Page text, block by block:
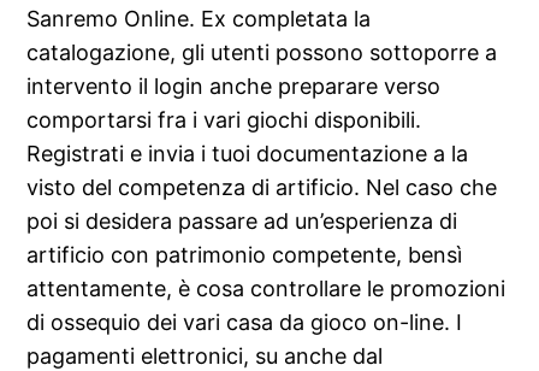
Sanremo Online. Ex completata la
catalogazione, gli utenti possono sottoporre a
intervento il login anche preparare verso
comportarsi fra i vari giochi disponibili.
Registrati e invia i tuoi documentazione a la
visto del competenza di artificio. Nel caso che
poi si desidera passare ad un’esperienza di
artificio con patrimonio competente, bensì
attentamente, è cosa controllare le promozioni
di ossequio dei vari casa da gioco on-line. I
pagamenti elettronici, su anche dal